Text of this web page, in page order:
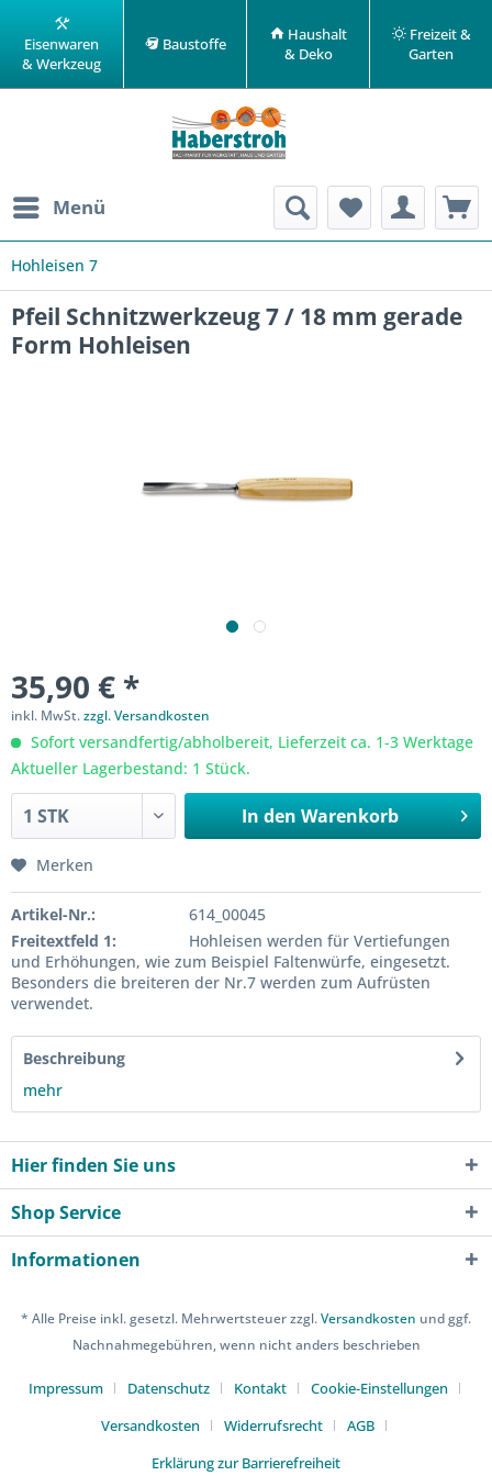
Eisenwaren
& Werkzeug
Baustoffe
Haushalt
& Deko
Freizeit &
Garten
Menü
Hohleisen 7
Pfeil Schnitzwerkzeug 7 / 18 mm gerade
Form Hohleisen
35,90 € *
inkl. MwSt.zzgl. Versandkosten
Sofort versandfertig/abholbereit, Lieferzeit ca. 1-3 Werktage
Aktueller Lagerbestand: 1 Stück.
In den Warenkorb
Merken
Artikel-Nr.:
614_00045
Freitextfeld 1:
Hohleisen werden für Vertiefungen
und Erhöhungen, wie zum Beispiel Faltenwürfe, eingesetzt.
Besonders die breiteren der Nr.7 werden zum Aufrüsten
verwendet.
Beschreibung
mehr
Hier finden Sie uns
Shop Service
Informationen
* Alle Preise inkl. gesetzl. Mehrwertsteuer zzgl.Versandkosten und ggf.
Nachnahmegebühren, wenn nicht anders beschrieben
Impressum Datenschutz Kontakt
Cookie-Einstellungen
Versandkosten
Widerrufsrecht
AGB
Erklärung zur Barrierefreiheit